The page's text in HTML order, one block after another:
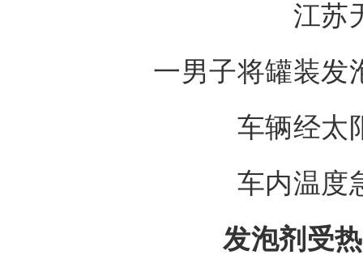
江苏
一男子将罐装发
车辆经太
车内温度
发泡剂受